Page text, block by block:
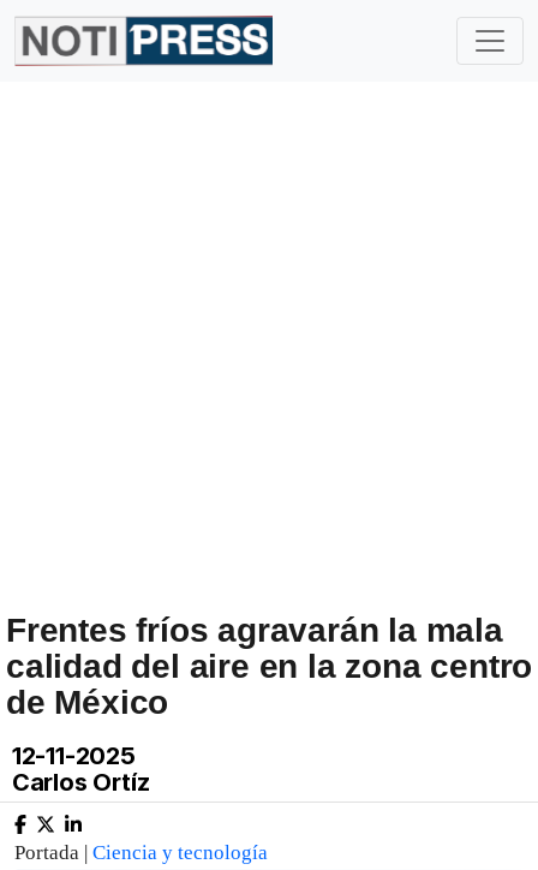
Frentes fríos agravarán la mala
calidad del aire en la zona centro
de México
12-11-2025
Carlos Ortíz
Portada | Ciencia y tecnología